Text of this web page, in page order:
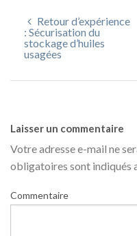
Retour d’expérience
: Sécurisation du
stockage d’huiles
usagées
Laisser un commentaire
Votre adresse e-mail ne
obligatoires sont indiqués
Commentaire